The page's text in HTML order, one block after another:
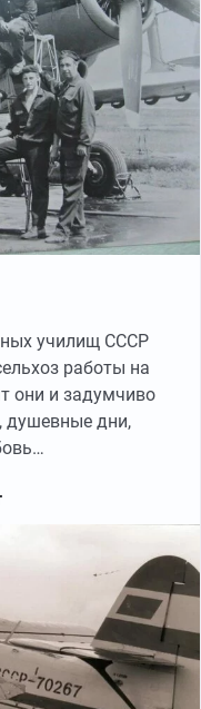
училищ СССР
работы на
они и задумчиво
душевные дни,